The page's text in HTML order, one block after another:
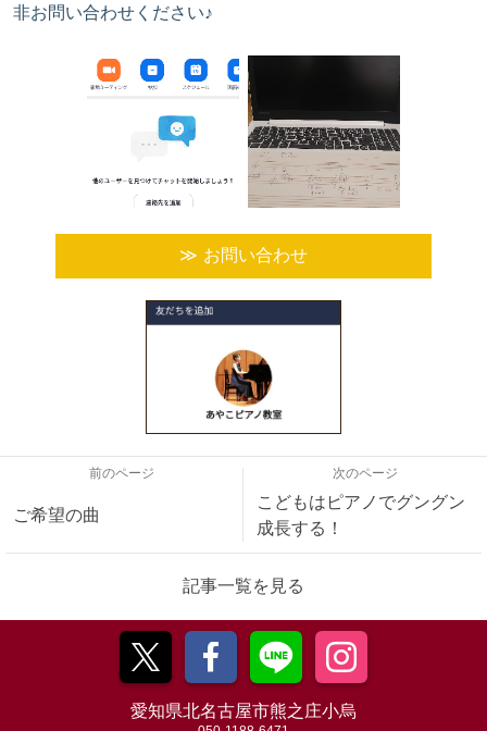
非お問い合わせください♪
お問い合わせ
前のページ
ご希望の曲
次のページ
こどもはピアノでグングン
成長する！
記事一覧を見る
愛知県北名古屋市熊之庄小烏